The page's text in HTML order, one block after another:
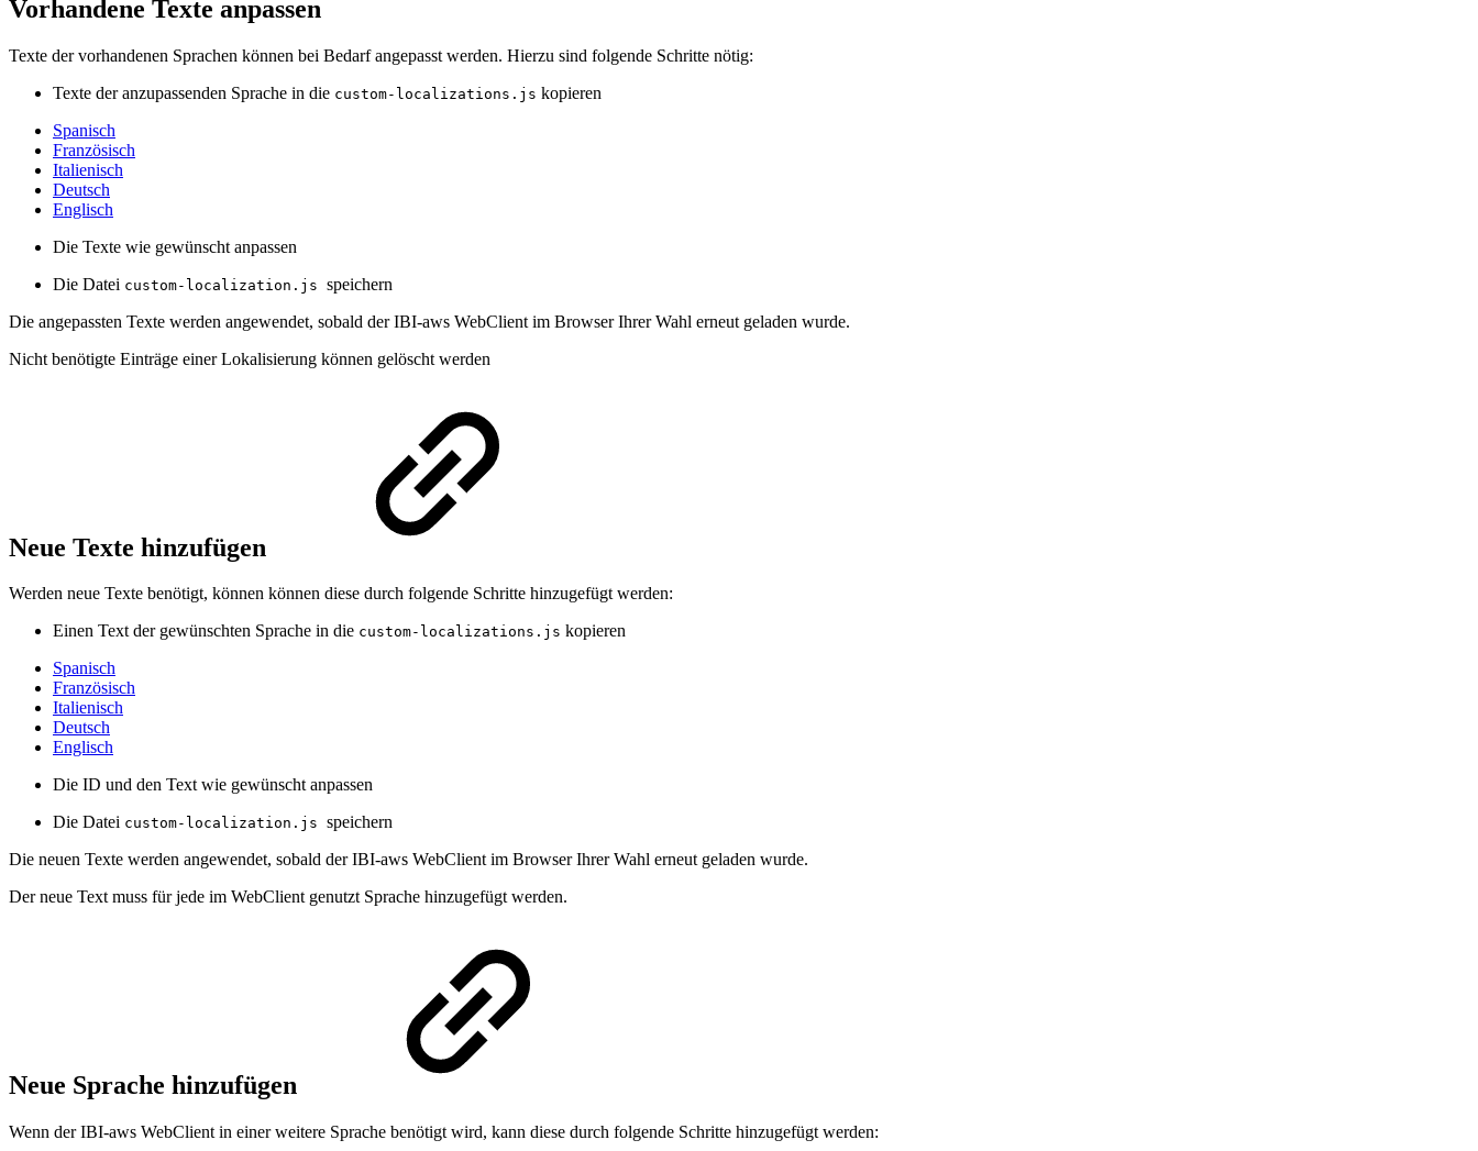
Vorhandene Texte anpassen
Texte der vorhandenen Sprachen können bei Bedarf angepasst werden. Hierzu sind folgende Schritte nötig:
Texte der anzupassenden Sprache in die custom-localizations.js kopieren
Spanisch
Französisch
Italienisch
Deutsch
Englisch
Die Texte wie gewünscht anpassen
Die Datei custom-localization.js speichern
Die angepassten Texte werden angewendet, sobald der IBI-aws WebClient im Browser Ihrer Wahl erneut geladen wurde.
Nicht benötigte Einträge einer Lokalisierung können gelöscht werden
Neue Texte hinzufügen
Werden neue Texte benötigt, können können diese durch folgende Schritte hinzugefügt werden:
Einen Text der gewünschten Sprache in die custom-localizations.js kopieren
Spanisch
Französisch
Italienisch
Deutsch
Englisch
Die ID und den Text wie gewünscht anpassen
Die Datei custom-localization.js speichern
Die neuen Texte werden angewendet, sobald der IBI-aws WebClient im Browser Ihrer Wahl erneut geladen wurde.
Der neue Text muss für jede im WebClient genutzt Sprache hinzugefügt werden.
Neue Sprache hinzufügen
Wenn der IBI-aws WebClient in einer weitere Sprache benötigt wird, kann diese durch folgende Schritte hinzugefügt werden: